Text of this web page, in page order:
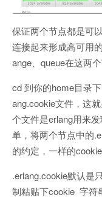
保证两个节点都是可
连接起来形成高可用
ange、queue在这两
cd 到你的home目录
ang.cookie文件，这
个文件是erlang用来
单，将两个节点中的
的约定，一样的
.erlang.cookie默认是
制粘贴下cookie 字符